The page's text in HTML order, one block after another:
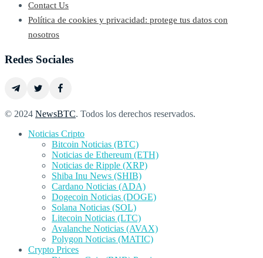
Contact Us
Política de cookies y privacidad: protege tus datos con
nosotros
Redes Sociales
© 2024 NewsBTC. Todos los derechos reservados.
Noticias Cripto
Bitcoin Noticias (BTC)
Noticias de Ethereum (ETH)
Noticias de Ripple (XRP)
Shiba Inu News (SHIB)
Cardano Noticias (ADA)
Dogecoin Noticias (DOGE)
Solana Noticias (SOL)
Litecoin Noticias (LTC)
Avalanche Noticias (AVAX)
Polygon Noticias (MATIC)
Crypto Prices